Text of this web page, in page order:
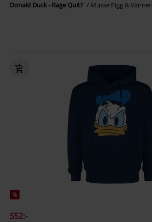
Donald Duck - Rage Quit? Musse Pigg & Vänner
%
552:-